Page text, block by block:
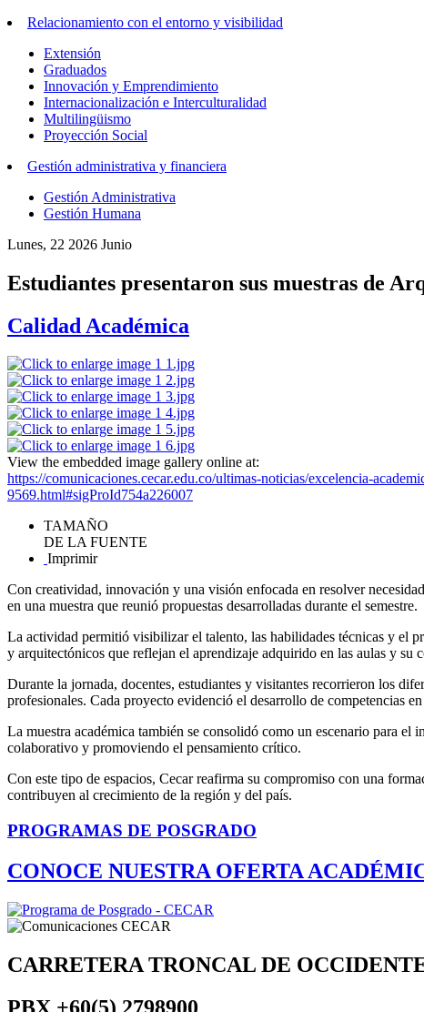
Relacionamiento con el entorno y visibilidad
Extensión
Graduados
Innovación y Emprendimiento
Internacionalización e Interculturalidad
Multilingüismo
Proyección Social
Gestión administrativa y financiera
Gestión Administrativa
Gestión Humana
Lunes, 22 2026 Junio
Estudiantes presentaron sus muestras de
Calidad Académica
View the embedded image gallery online at:
https://comunicaciones.cecar.edu.co/ultimas-noticias/excelencia-
9569.html#sigProId754a226007
TAMAÑO
DE LA FUENTE
Imprimir
Con creatividad, innovación y una visión enfocada en resolver
en una muestra que reunió propuestas desarrolladas durante el semestre.
La actividad permitió visibilizar el talento, las habilidades técnicas y el
y arquitectónicos que reflejan el aprendizaje adquirido en las aulas y
Durante la jornada, docentes, estudiantes y visitantes recorrieron los
profesionales. Cada proyecto evidenció el desarrollo de competencias
La muestra académica también se consolidó como un escenario para
colaborativo y promoviendo el pensamiento crítico.
Con este tipo de espacios, Cecar reafirma su compromiso con una
contribuyen al crecimiento de la región y del país.
PROGRAMAS DE POSGRADO
CONOCE NUESTRA OFERTA
CARRETERA TRONCAL DE
PBX +60(5) 2798900